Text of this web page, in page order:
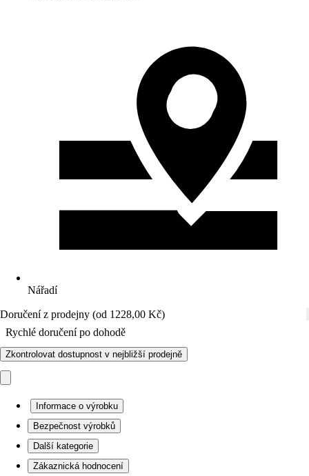
Nářadí
Doručení z prodejny (od 1228,00 Kč)
Rychlé doručení po dohodě
Zkontrolovat dostupnost v nejbližší prodejně
Informace o výrobku
Bezpečnost výrobků
Další kategorie
Zákaznická hodnocení